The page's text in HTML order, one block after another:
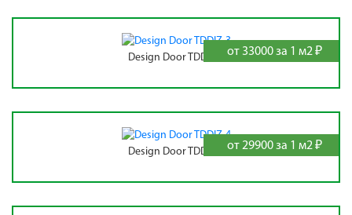
от 33000 за 1 м2 ₽
Design Door TDDIZ-3
от 29900 за 1 м2 ₽
Design Door TDDIZ-4